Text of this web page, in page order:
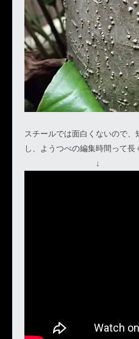
スチールでは面白くないので
し、ようつべの編集時間って
↓